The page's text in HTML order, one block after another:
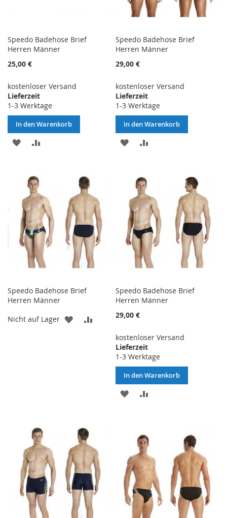
Speedo Badehose Brief
Herren Männer
25,00 €
kostenloser Versand
Lieferzeit
1-3 Werktage
In den Warenkorb
ZUR
HINZUFÜGENHINZUFÜGEN
Speedo Badehose Brief
Herren Männer
29,00 €
kostenloser Versand
Lieferzeit
1-3 Werktage
In den Warenkorb
ZUR
HINZUFÜGENHINZUFÜGEN
Speedo Badehose Brief
Herren Männer
Nicht auf Lager
ZUR
WUNSCHLISTE
HINZUFÜGEN
VERGLEICHSLISTE
HINZUFÜGEN
Speedo Badehose Brief
Herren Männer
29,00 €
kostenloser Versand
Lieferzeit
1-3 Werktage
In den Warenkorb
ZUR